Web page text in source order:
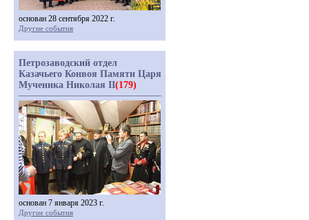
основан 28 сентября 2022 г.
Другие события
Петрозаводский отдел
Казачьего Конвоя Памяти Царя
Мученика Николая II(179)
основан 7 января 2023 г.
Другие события